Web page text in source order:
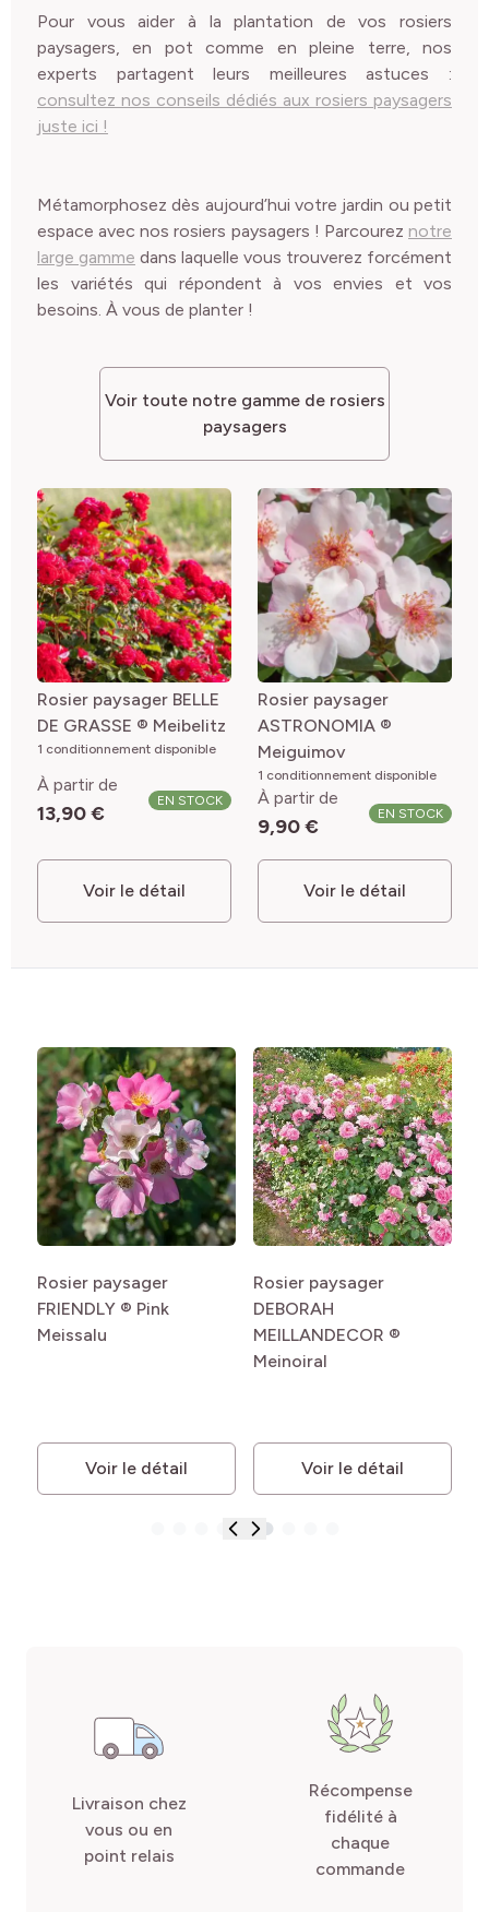
Pour vous aider à la plantation de vos rosiers
paysagers, en pot comme en pleine terre, nos
experts partagent leurs meilleures astuces :
consultez nos conseils dédiés aux rosiers paysagers
juste ici !
Métamorphosez dès aujourd’hui votre jardin ou petit
espace avec nos rosiers paysagers ! Parcourez notre
large gamme dans laquelle vous trouverez forcément
les variétés qui répondent à vos envies et vos
besoins. À vous de planter !
Voir toute notre gamme de rosiers
paysagers
Rosier paysager BELLE
DE GRASSE ® Meibelitz
1 conditionnement disponible
À partir de
13,90 €
EN STOCK
Voir le détail
Rosier paysager
ASTRONOMIA ®
Meiguimov
1 conditionnement disponible
À partir de
9,90 €
EN STOCK
Voir le détail
Rosier paysager
FRIENDLY ® Pink
Meissalu
Voir le détail
Rosier paysager
DEBORAH
MEILLANDECOR ®
Meinoiral
Voir le détail
Livraison chez
vous ou en
point relais
Récompense
fidélité à
chaque
commande